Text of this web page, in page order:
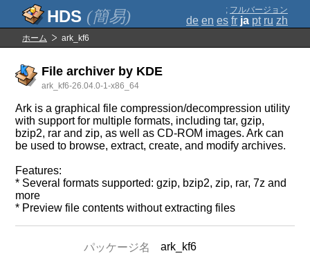
(簡易) ; フルバージョン
de en es fr ja pt ru zh
ホーム ark_kf6
File archiver by KDE
ark_kf6-26.04.0-1-x86_64
Ark is a graphical file compression/decompression utility
with support for multiple formats, including tar, gzip,
bzip2, rar and zip, as well as CD-ROM images. Ark can
be used to browse, extract, create, and modify archives.
Features:
* Several formats supported: gzip, bzip2, zip, rar, 7z and
more
* Preview file contents without extracting files
パッケージ名
ark_kf6